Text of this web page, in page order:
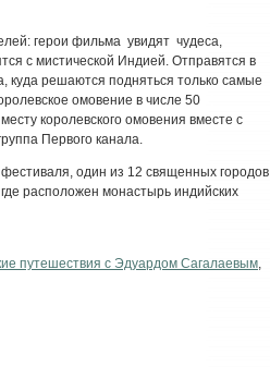
герои фильма увидят чудеса,
с мистической Индией. Отправятся в
куда решаются подняться только самые
омовение в числе 50
королевского омовения вместе с
Первого канала.
один из 12 священных городов
расположен монастырь индийских
путешествия с Эдуардом Сагалаевым